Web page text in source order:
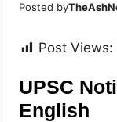
Posted by
Post Views:
UPSC
English